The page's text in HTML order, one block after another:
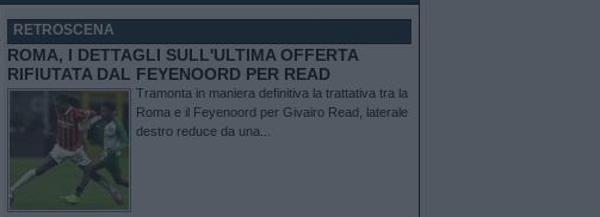
RETROSCENA
ROMA, I DETTAGLI SULL'ULTIMA OFFERTA
RIFIUTATA DAL FEYENOORD PER READ
Tramonta in maniera definitiva la trattativa tra la
Roma e il Feyenoord per Givairo Read, laterale
destro reduce da una...